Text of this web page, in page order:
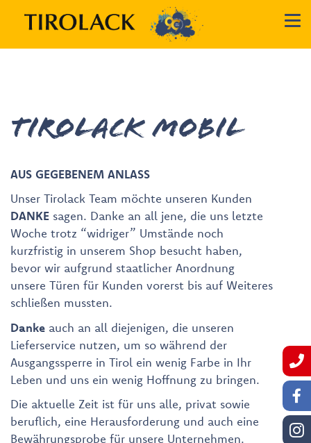
Tirolack mobil
AUS GEGEBENEM ANLASS
Unser Tirolack Team möchte unseren Kunden
DANKE sagen. Danke an all jene, die uns letzte
Woche trotz “widriger” Umstände noch
kurzfristig in unserem Shop besucht haben,
bevor wir aufgrund staatlicher Anordnung
unsere Türen für Kunden vorerst bis auf Weiteres
schließen mussten.
Danke auch an all diejenigen, die unseren
Lieferservice nutzen, um so während der
Ausgangssperre in Tirol ein wenig Farbe in Ihr
Leben und uns ein wenig Hoffnung zu bringen.
Die aktuelle Zeit ist für uns alle, privat sowie
beruflich, eine Herausforderung und auch eine
Bewährungsprobe für unsere Unternehmen.